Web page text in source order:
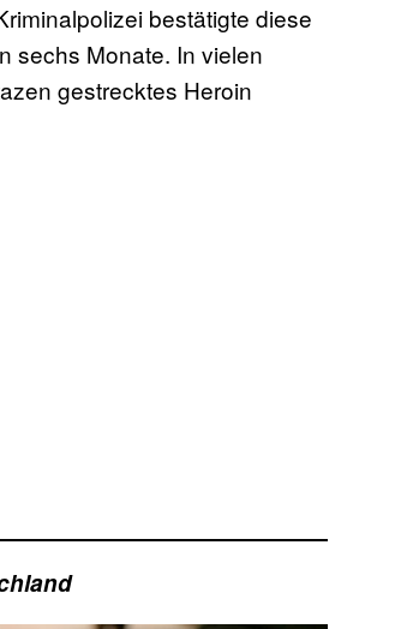
bestätigte diese
sechs Monate. In vielen
gestrecktes Heroin